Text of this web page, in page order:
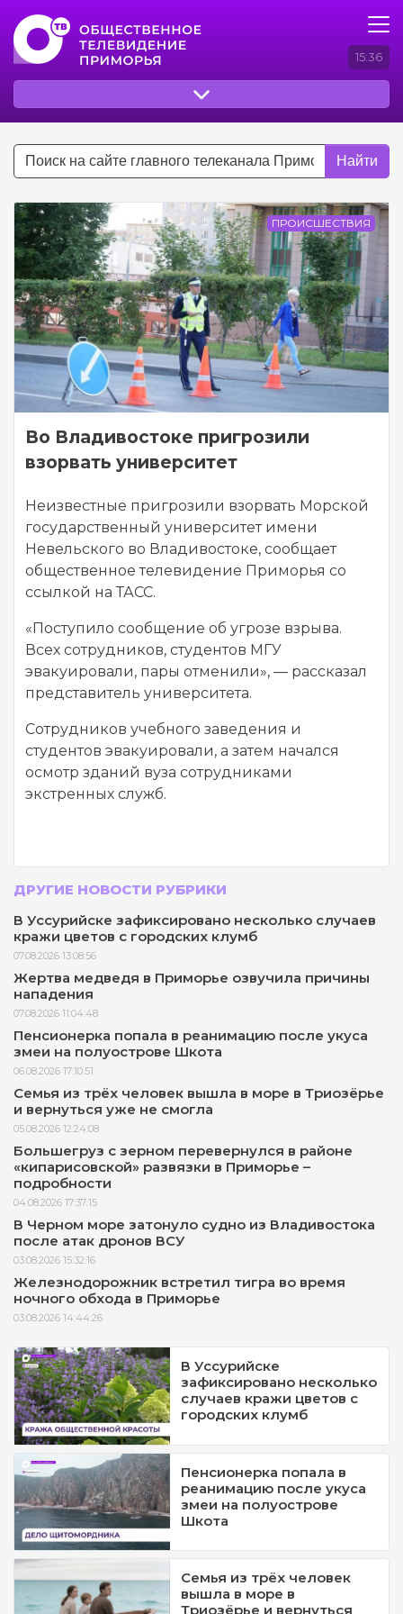
15:36
Найти
ПРОИСШЕСТВИЯ
Во Владивостоке пригрозили
взорвать университет
Неизвестные пригрозили взорвать Морской
государственный университет имени
Невельского во Владивостоке, сообщает
общественное телевидение Приморья со
ссылкой на ТАСС.
«Поступило сообщение об угрозе взрыва.
Всех сотрудников, студентов МГУ
эвакуировали, пары отменили», — рассказал
представитель университета.
Сотрудников учебного заведения и
студентов эвакуировали, а затем начался
осмотр зданий вуза сотрудниками
экстренных служб.
ДРУГИЕ НОВОСТИ РУБРИКИ
В Уссурийске зафиксировано несколько случаев
кражи цветов с городских клумб
07.08.2026 13:08:56
Жертва медведя в Приморье озвучила причины
нападения
07.08.2026 11:04:48
Пенсионерка попала в реанимацию после укуса
змеи на полуострове Шкота
06.08.2026 17:10:51
Семья из трёх человек вышла в море в Триозёрье
и вернуться уже не смогла
05.08.2026 12:24:08
Большегруз с зерном перевернулся в районе
«кипарисовской» развязки в Приморье –
подробности
04.08.2026 17:37:15
В Черном море затонуло судно из Владивостока
после атак дронов ВСУ
03.08.2026 15:32:16
Железнодорожник встретил тигра во время
ночного обхода в Приморье
03.08.2026 14:44:26
В Уссурийске
зафиксировано несколько
случаев кражи цветов с
городских клумб
Пенсионерка попала в
реанимацию после укуса
змеи на полуострове
Шкота
Семья из трёх человек
вышла в море в
Триозёрье и вернуться